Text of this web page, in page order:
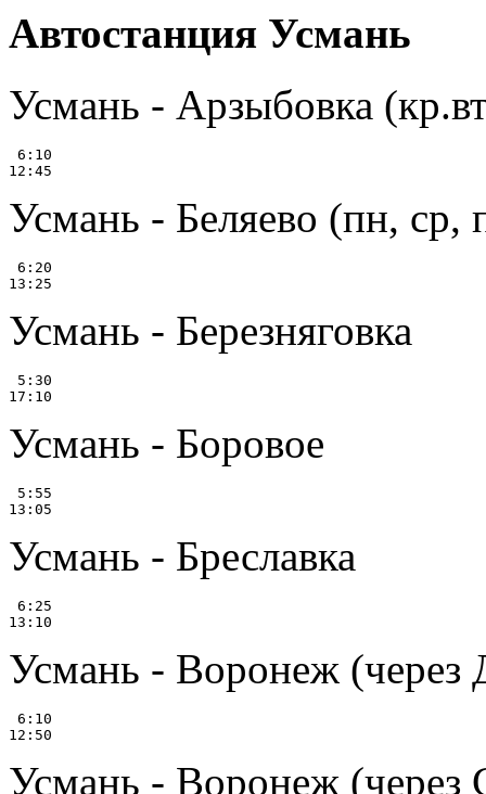
Автостанция Усмань
Усмань - Арзыбовка
6:10
Усмань - Беляево (пн, ср,
6:20
Усмань - Березняговка
5:30
Усмань - Боровое
5:55
Усмань - Бреславка
6:25
Усмань - Воронеж (через
6:10
Усмань - Воронеж (через